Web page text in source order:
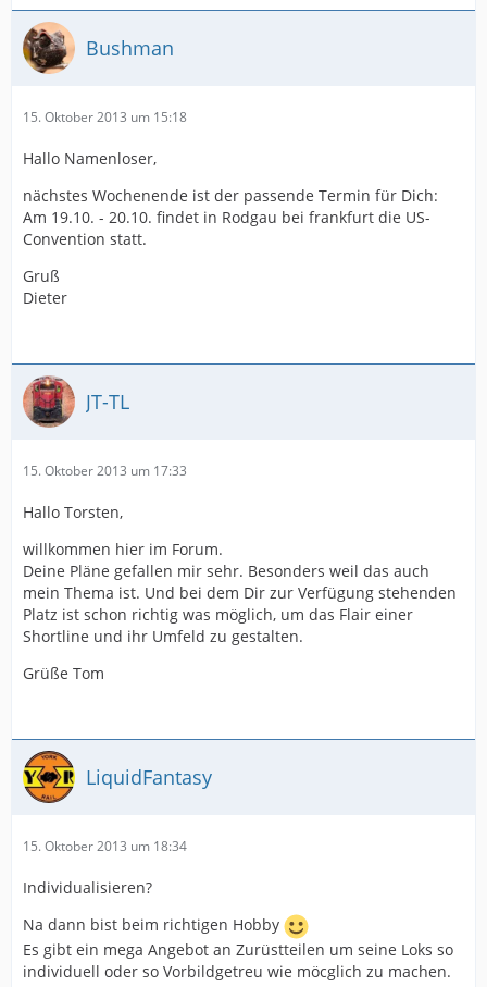
Bushman
15. Oktober 2013 um 15:18
Hallo Namenloser,
nächstes Wochenende ist der passende Termin für Dich:
Am 19.10. - 20.10. findet in Rodgau bei frankfurt die US-
Convention statt.
Gruß
Dieter
JT-TL
15. Oktober 2013 um 17:33
Hallo Torsten,
willkommen hier im Forum.
Deine Pläne gefallen mir sehr. Besonders weil das auch
mein Thema ist. Und bei dem Dir zur Verfügung stehenden
Platz ist schon richtig was möglich, um das Flair einer
Shortline und ihr Umfeld zu gestalten.
Grüße Tom
LiquidFantasy
15. Oktober 2013 um 18:34
Individualisieren?
Na dann bist beim richtigen Hobby
Es gibt ein mega Angebot an Zurüstteilen um seine Loks so
individuell oder so Vorbildgetreu wie möcglich zu machen.